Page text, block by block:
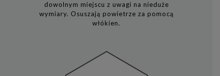
dowolnym miejscu z uwagi na nieduże
wymiary. Osuszają powietrze za pomocą
włókien.